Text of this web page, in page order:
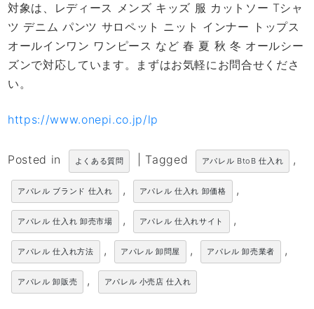
対象は、レディース メンズ キッズ 服 カットソー Tシャ
ツ デニム パンツ サロペット ニット インナー トップス
オールインワン ワンピース など 春 夏 秋 冬 オールシー
ズンで対応しています。まずはお気軽にお問合せくださ
い。
https://www.onepi.co.jp/lp
Posted in よくある質問 Tagged アパレル BtoB 仕入れ ,
アパレル ブランド 仕入れ , アパレル 仕入れ 卸価格 ,
アパレル 仕入れ 卸売市場 , アパレル 仕入れサイト ,
アパレル 仕入れ方法 , アパレル 卸問屋 , アパレル 卸売業者 ,
アパレル 卸販売 , アパレル 小売店 仕入れ